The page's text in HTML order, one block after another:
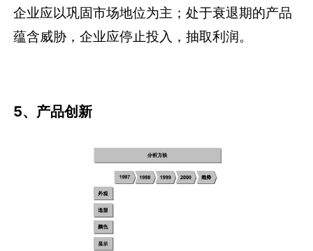
企业应以巩固市场地位为主；处于衰退期的产品
蕴含威胁，企业应停止投入，抽取利润。
5、产品创新